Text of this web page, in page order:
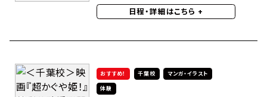
日程・詳細はこちら +
おすすめ！ 千葉校
マンガ・イラスト
体験